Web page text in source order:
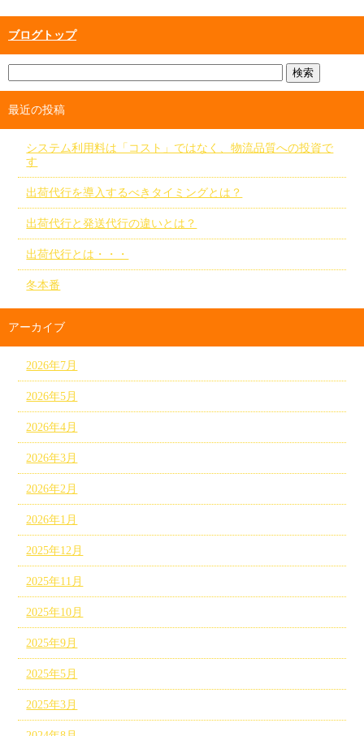
ブログトップ
最近の投稿
システム利用料は「コスト」ではなく、物流品質への投資で
す
出荷代行を導入するべきタイミングとは？
出荷代行と発送代行の違いとは？
出荷代行とは・・・
冬本番
アーカイブ
2026年7月
2026年5月
2026年4月
2026年3月
2026年2月
2026年1月
2025年12月
2025年11月
2025年10月
2025年9月
2025年5月
2025年3月